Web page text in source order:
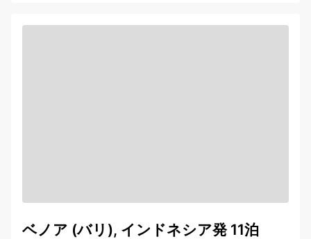
ベノア (バリ), インドネシア発 11泊